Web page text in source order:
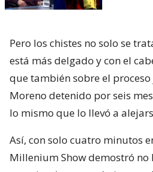
Pero los chistes no solo se
está más delgado y con el
que también sobre el
Moreno detenido por seis
lo mismo que lo llevó a
Así, con solo cuatro minutos
Millenium Show demostró